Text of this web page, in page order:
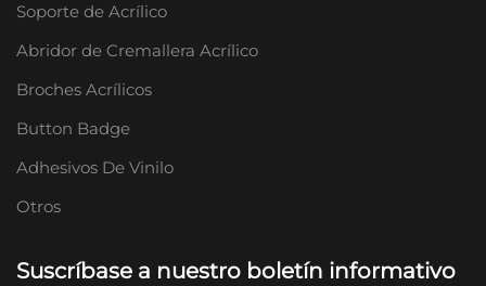
Soporte de Acrílico
Abridor de Cremallera Acrílico
Broches Acrílicos
Button Badge
Adhesivos De Vinilo
Otros
Suscríbase a nuestro boletín informativo